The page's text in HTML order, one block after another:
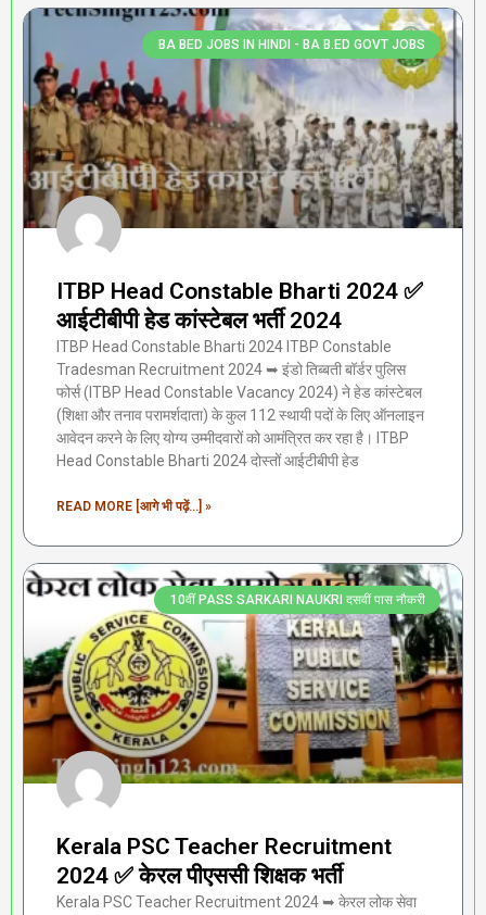
BA BED JOBS IN HINDI - BA B.ED GOVT JOBS
ITBP Head Constable Bharti 2024 ✅
आईटीबीपी हेड कांस्टेबल भर्ती 2024
ITBP Head Constable Bharti 2024 ITBP Constable
Tradesman Recruitment 2024 ➥ इंडो तिब्बती बॉर्डर पुलिस
फोर्स (ITBP Head Constable Vacancy 2024) ने हेड कांस्टेबल
(शिक्षा और तनाव परामर्शदाता) के कुल 112 स्थायी पदों के लिए ऑनलाइन
आवेदन करने के लिए योग्य उम्मीदवारों को आमंत्रित कर रहा है। ITBP
Head Constable Bharti 2024 दोस्तों आईटीबीपी हेड
READ MORE [आगे भी पढ़ें...] »
10वीं PASS SARKARI NAUKRI दसवीं पास नौकरी
Kerala PSC Teacher Recruitment
2024 ✅ केरल पीएससी शिक्षक भर्ती
Kerala PSC Teacher Recruitment 2024 ➥ केरल लोक सेवा